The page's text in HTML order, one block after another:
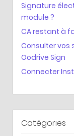
Signature
module ?
CA restant à
Consulter vos
Oodrive Sign
Connecter
Catégories